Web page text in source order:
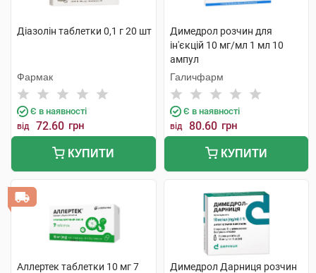
Діазолін таблетки 0,1 г 20 шт
Фармак
Є в наявності
від 72.60 грн
КУПИТИ
Димедрол розчин для
ін'єкцій 10 мг/мл 1 мл 10
ампул
Галичфарм
Є в наявності
від 80.60 грн
КУПИТИ
Аллертек таблетки 10 мг 7
Димедрол Дарниця розчин